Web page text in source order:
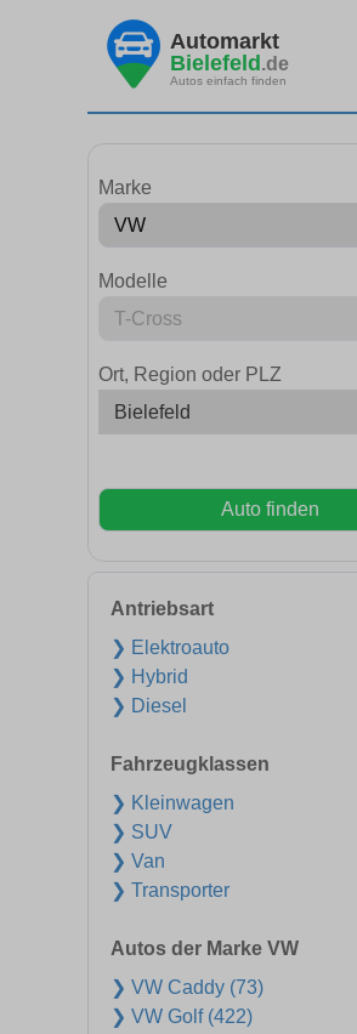
Automarkt
Bielefeld.de
Autos einfach finden
Marke
Modelle
Ort, Region oder PLZ
Auto finden
Antriebsart
❯ Elektroauto
❯ Hybrid
❯ Diesel
Fahrzeugklassen
❯ Kleinwagen
❯ SUV
❯ Van
❯ Transporter
Autos der Marke VW
❯ VW Caddy (73)
❯ VW Golf (422)